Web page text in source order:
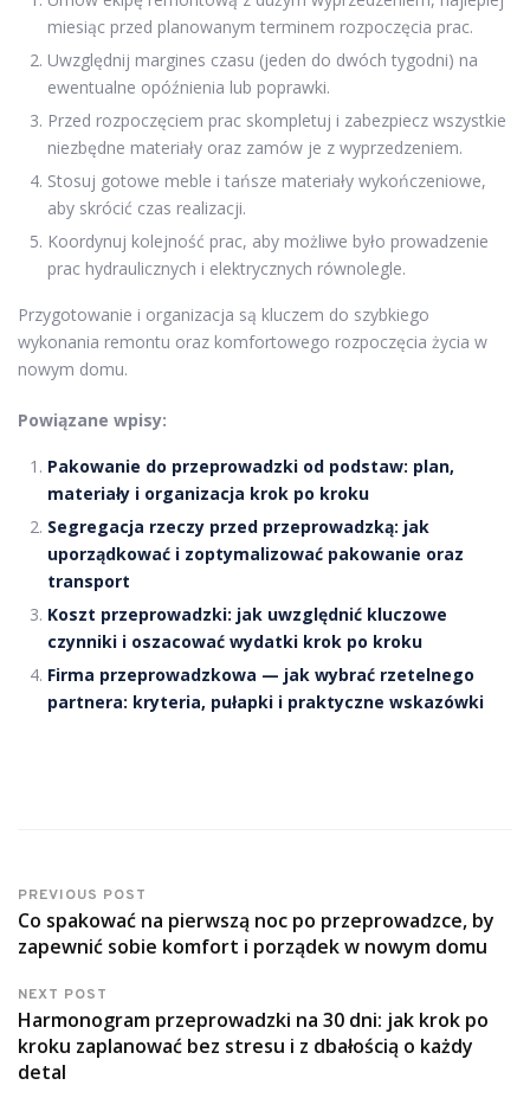
miesiąc przed planowanym terminem rozpoczęcia prac.
Uwzględnij margines czasu (jeden do dwóch tygodni) na
ewentualne opóźnienia lub poprawki.
Przed rozpoczęciem prac skompletuj i zabezpiecz wszystkie
niezbędne materiały oraz zamów je z wyprzedzeniem.
Stosuj gotowe meble i tańsze materiały wykończeniowe,
aby skrócić czas realizacji.
Koordynuj kolejność prac, aby możliwe było prowadzenie
prac hydraulicznych i elektrycznych równolegle.
Przygotowanie i organizacja są kluczem do szybkiego
wykonania remontu oraz komfortowego rozpoczęcia życia w
nowym domu.
Powiązane wpisy:
Pakowanie do przeprowadzki od podstaw: plan,
materiały i organizacja krok po kroku
Segregacja rzeczy przed przeprowadzką: jak
uporządkować i zoptymalizować pakowanie oraz
transport
Koszt przeprowadzki: jak uwzględnić kluczowe
czynniki i oszacować wydatki krok po kroku
Firma przeprowadzkowa — jak wybrać rzetelnego
partnera: kryteria, pułapki i praktyczne wskazówki
PREVIOUS POST
Co spakować na pierwszą noc po przeprowadzce, by
zapewnić sobie komfort i porządek w nowym domu
NEXT POST
Harmonogram przeprowadzki na 30 dni: jak krok po
kroku zaplanować bez stresu i z dbałością o każdy
detal